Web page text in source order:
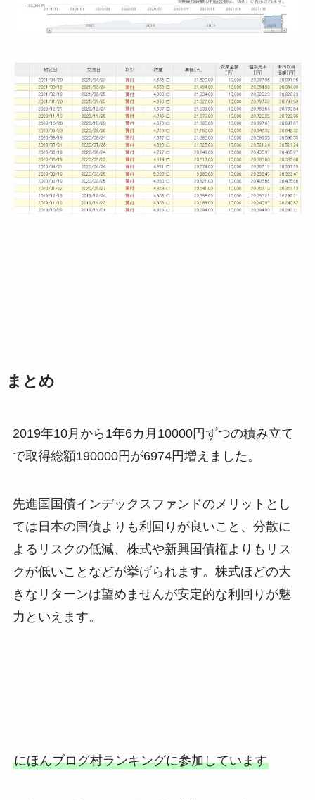
まとめ
2019年10月から1年6カ月10000円ずつの積み立て
で取得総額190000円が6974円増えました。
先進国国債インデックスファンドのメリットとし
ては日本の国債よりも利回りが良いこと、分散に
よるリスクの低減、株式や新興国債権よりもリス
クが低いことなどが挙げられます。株式ほどの大
きなリターンは望めませんが安定的な利回りが魅
力といえます。
にほんブログ村ランキングに参加しています